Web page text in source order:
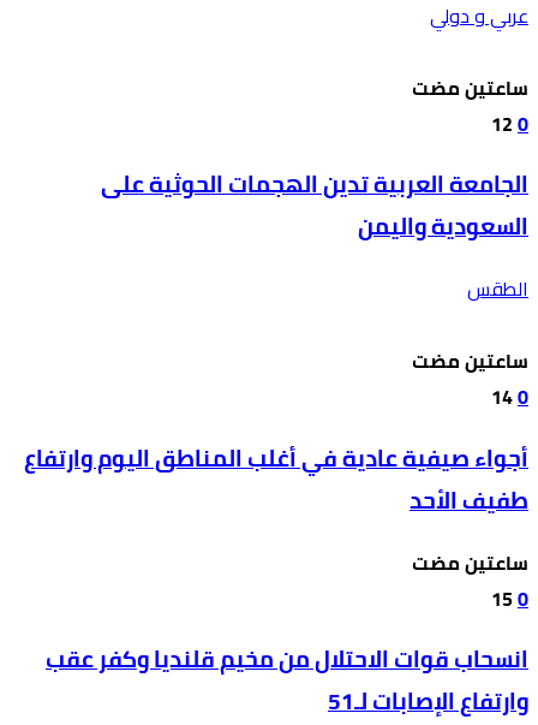
عربي و دولي
‫‫‫‏‫ساعتين مضت‬
0
12
الجامعة العربية تدين الهجمات الحوثية على
السعودية واليمن
الطقس
‫‫‫‏‫ساعتين مضت‬
0
14
أجواء صيفية عادية في أغلب المناطق اليوم وارتفاع
طفيف الأحد
‫‫‫‏‫ساعتين مضت‬
0
15
انسحاب قوات الاحتلال من مخيم قلنديا وكفر عقب
وارتفاع الإصابات لـ51